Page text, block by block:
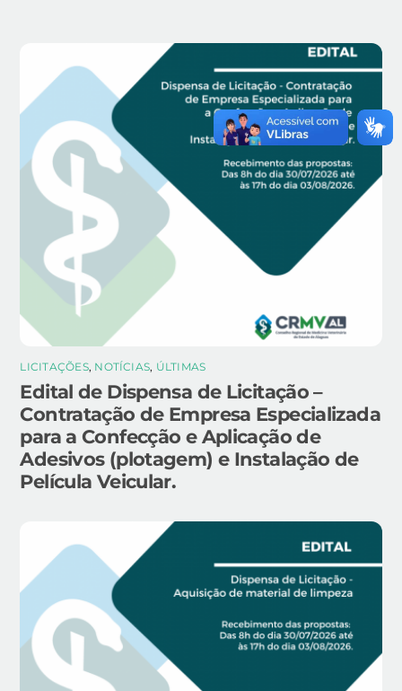
LICITAÇÕES, NOTÍCIAS, ÚLTIMAS
Edital de Dispensa de Licitação –
Contratação de Empresa Especializada
para a Confecção e Aplicação de
Adesivos (plotagem) e Instalação de
Película Veicular.